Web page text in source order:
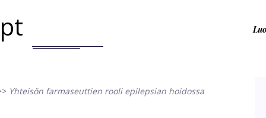
Yhteisön farmaseuttien rooli epilepsian hoidossa